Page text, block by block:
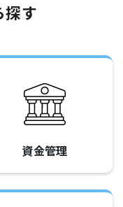
探す
資金管理